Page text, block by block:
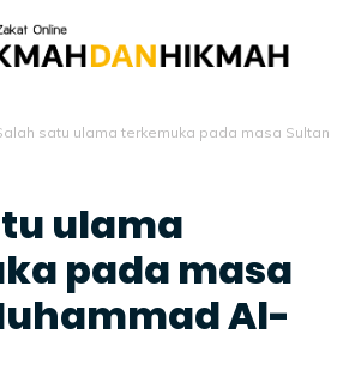
satu ulama terkemuka pada masa Sultan
ulama
pada masa
Al-